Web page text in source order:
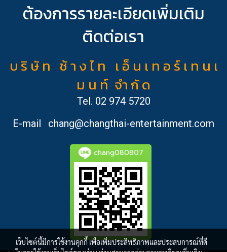
ต้องการรายละเอียดเพิ่มเติม
ติดต่อเรา
บ ริ ษั ท ช้ า ง ไ ท เ อ็ น เ ท อ ร์ เ ท น เ
ม น ท์ จำ กั ด
Tel. 02 974 5720
E-mail
chang@changthai-entertainment.com
chang080807
เว็บไซต์นี้มีการใช้งานคุกกี้ เพื่อเพิ่มประสิทธิภาพและประสบการณ์ที่ดี